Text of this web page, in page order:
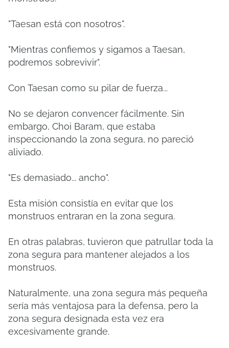
"Taesan está con nosotros".
"Mientras confiemos y sigamos a Taesan,
podremos sobrevivir".
Con Taesan como su pilar de fuerza...
No se dejaron convencer fácilmente. Sin
embargo, Choi Baram, que estaba
inspeccionando la zona segura, no pareció
aliviado.
"Es demasiado... ancho".
Esta misión consistía en evitar que los
monstruos entraran en la zona segura.
En otras palabras, tuvieron que patrullar toda la
zona segura para mantener alejados a los
monstruos.
Naturalmente, una zona segura más pequeña
sería más ventajosa para la defensa, pero la
zona segura designada esta vez era
excesivamente grande.